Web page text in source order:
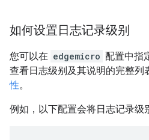
如何设置日志记录级别
您可以在 edgemicro 配置中指
查看日志级别及其说明的完整列
性。
例如，以下配置会将日志记录级